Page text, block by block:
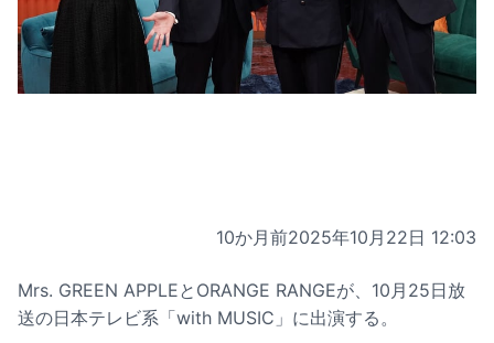
10か月前2025年10月22日 12:03
Mrs. GREEN APPLEとORANGE RANGEが、10月25日放
送の日本テレビ系「with MUSIC」に出演する。